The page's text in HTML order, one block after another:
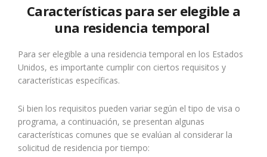
Características para ser elegible a
una residencia temporal
Para ser elegible a una residencia temporal en los Estados
Unidos, es importante cumplir con ciertos requisitos y
características específicas.
Si bien los requisitos pueden variar según el tipo de visa o
programa, a continuación, se presentan algunas
características comunes que se evalúan al considerar la
solicitud de residencia por tiempo: